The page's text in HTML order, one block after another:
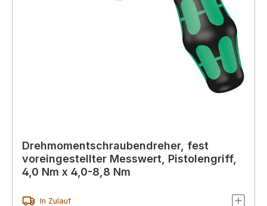
Drehmomentschraubendreher, fest
voreingestellter Messwert, Pistolengriff,
4,0 Nm x 4,0-8,8 Nm
In Zulauf